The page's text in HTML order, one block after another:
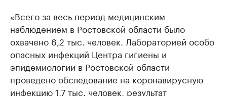
«Всего за весь период медицинским
наблюдением в Ростовской области было
охвачено 6,2 тыс. человек. Лабораторией особо
опасных инфекций Центра гигиены и
эпидемиологии в Ростовской области
проведено обследование на коронавирусную
инфекцию 1,7 тыс. человек, результат